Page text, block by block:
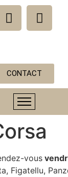
CONTACT
vous
Figatellu,